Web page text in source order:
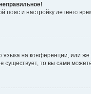
пояс и настройку летнего
языка на конференции, или
существует, то вы сами